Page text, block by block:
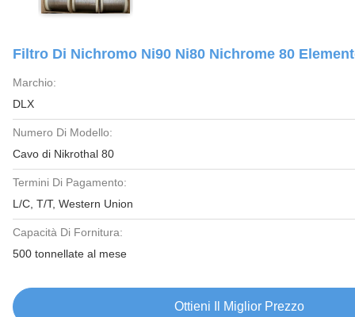
Filtro Di Nichromo Ni90 Ni80 Nichrome 80
Marchio:
DLX
Numero Di Modello:
Cavo di Nikrothal 80
Termini Di Pagamento:
L/C, T/T, Western Union
Capacità Di Fornitura:
500 tonnellate al mese
Ottieni Il Miglior Prezzo